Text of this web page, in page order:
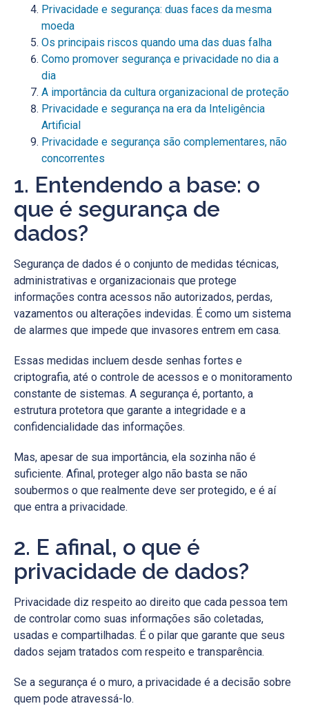
Privacidade e segurança: duas faces da mesma
moeda
Os principais riscos quando uma das duas falha
Como promover segurança e privacidade no dia a
dia
A importância da cultura organizacional de proteção
Privacidade e segurança na era da Inteligência
Artificial
Privacidade e segurança são complementares, não
concorrentes
1. Entendendo a base: o
que é segurança de
dados?
Segurança de dados é o conjunto de medidas técnicas,
administrativas e organizacionais que protege
informações contra acessos não autorizados, perdas,
vazamentos ou alterações indevidas. É como um sistema
de alarmes que impede que invasores entrem em casa.
Essas medidas incluem desde senhas fortes e
criptografia, até o controle de acessos e o monitoramento
constante de sistemas. A segurança é, portanto, a
estrutura protetora que garante a integridade e a
confidencialidade das informações.
Mas, apesar de sua importância, ela sozinha não é
suficiente. Afinal, proteger algo não basta se não
soubermos o que realmente deve ser protegido, e é aí
que entra a privacidade.
2. E afinal, o que é
privacidade de dados?
Privacidade diz respeito ao direito que cada pessoa tem
de controlar como suas informações são coletadas,
usadas e compartilhadas. É o pilar que garante que seus
dados sejam tratados com respeito e transparência.
Se a segurança é o muro, a privacidade é a decisão sobre
quem pode atravessá-lo.